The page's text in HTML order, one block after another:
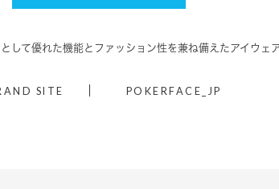
して優れた機能と ファッション性を兼ね備えたアイウェ
SITE POKERFACE_JP